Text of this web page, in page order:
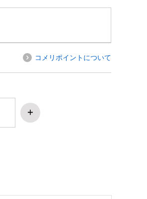
コメリポイントについて